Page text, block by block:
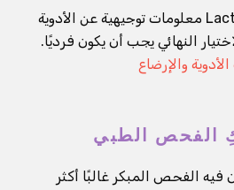
تقدم قاعدة بيانات LactMed معلومات توجيهية عن الأدوية
النهائي يجب أن يكون فرديًا.
الفحص الطبي
فيه الفحص المبكر غالبًا أكثر